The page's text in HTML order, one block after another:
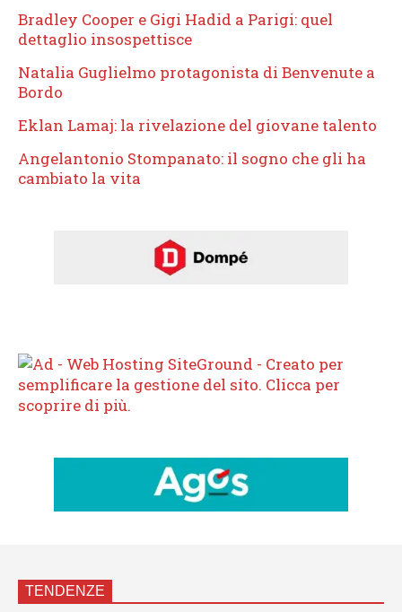
Bradley Cooper e Gigi Hadid a Parigi: quel
dettaglio insospettisce
Natalia Guglielmo protagonista di Benvenute a
Bordo
Eklan Lamaj: la rivelazione del giovane talento
Angelantonio Stompanato: il sogno che gli ha
cambiato la vita
TENDENZE